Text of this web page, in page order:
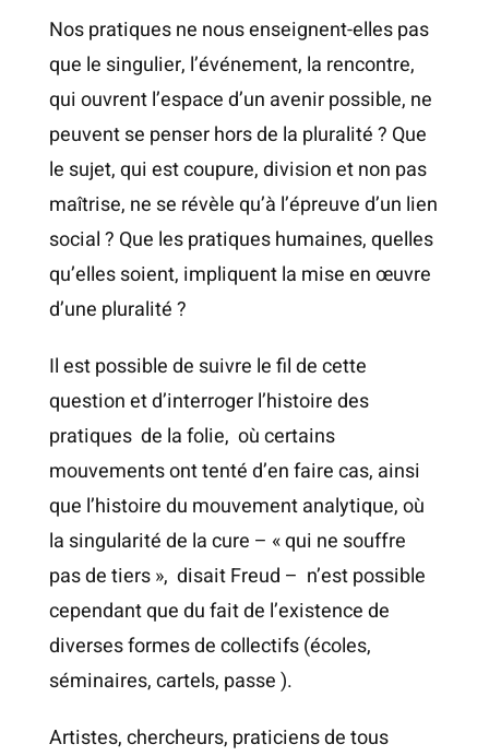
Nos pratiques ne nous enseignent-elles pas
que le singulier, l’événement, la rencontre,
qui ouvrent l’espace d’un avenir possible, ne
peuvent se penser hors de la pluralité ? Que
le sujet, qui est coupure, division et non pas
maîtrise, ne se révèle qu’à l’épreuve d’un lien
social ? Que les pratiques humaines, quelles
qu’elles soient, impliquent la mise en œuvre
d’une pluralité ?
Il est possible de suivre le fil de cette
question et d’interroger l’histoire des
pratiques de la folie, où certains
mouvements ont tenté d’en faire cas, ainsi
que l’histoire du mouvement analytique, où
la singularité de la cure – « qui ne souffre
pas de tiers », disait Freud – n’est possible
cependant que du fait de l’existence de
diverses formes de collectifs (écoles,
séminaires, cartels, passe ).
Artistes, chercheurs, praticiens de tous